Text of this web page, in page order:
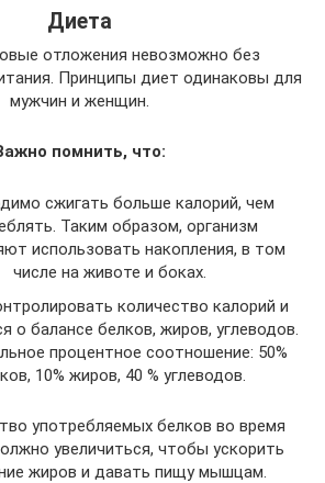
Диета
отложения невозможно без
Принципы диет одинаковы для
мужчин и женщин.
помнить, что:
сжигать больше калорий, чем
Таким образом, организм
использовать накопления, в том
числе на животе и боках.
количество калорий и
о балансе белков, жиров, углеводов.
процентное соотношение: 50%
10% жиров, 40 % углеводов.
употребляемых белков во время
увеличиться, чтобы ускорить
жиров и давать пищу мышцам.